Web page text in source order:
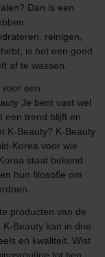
Dan is een
reinigen,
is het een goed
af te wassen.
een
Je bent vast wel
een trend blijft en
K-Beauty? K-Beauty
Korea voor wie
staat bekend
hun filosofie om
producten van de
Beauty kan in drie
en kwaliteit. Wist